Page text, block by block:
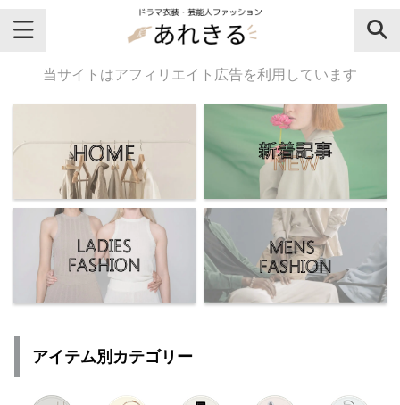
＼芸能人名・ドラマ名で検索♪／
気になるドラマ名や芸能人名でおし
ゃれなドラマ衣装・ファッションを
チェックしてね♪
【よく検索されてる女性芸能人】
・
広瀬すず
川口春奈
当サイトはアフィリエイト広告を利用しています
アイテム別カテゴリー